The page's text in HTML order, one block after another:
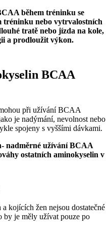
během tréninku se
nebo vytrvalostních
tratě nebo jízda na kole,
a prodloužit výkon.
BCAA
při užívání BCAA
je nadýmání, nevolnost nebo
spojeny s vyššími dávkami.
nadměrné užívání BCAA
ostatních aminokyselin v
kojících žen nejsou dostatečné
by je měly užívat pouze po